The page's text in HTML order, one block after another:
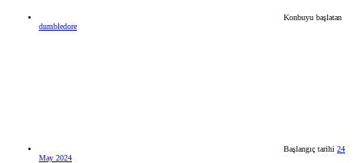
Konbuyu başlatan
dumbledore
Başlangıç tarihi 24
May 2024